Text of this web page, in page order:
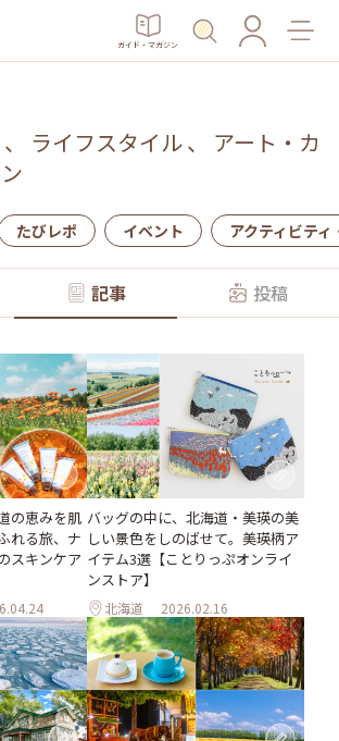
ガイド・マガジン
、 ライフスタイル、 アート・カ
たびレポ イベント アクティビティ
記事 投稿
の恵みを肌
れる旅、ナ
スキンケア
バッグの中に、北海道・美瑛の美
しい景色をしのばせて。美瑛柄ア
イテム3選【ことりっぷオンライ
ンストア】
北海道 2026.02.16